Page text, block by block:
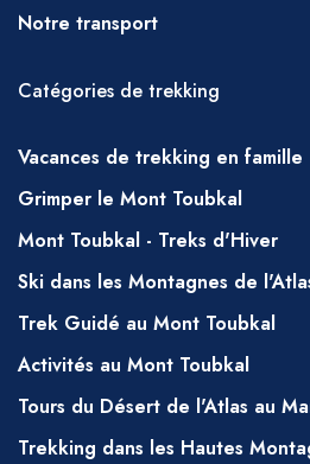
riz peuvent
avec
principaux varient en
durée de la
également plus
thé, gâteau, fruits.
Notre transport
Catégories de trekking
Vacances de trekking en famille
Grimper le Mont Toubkal
Mont Toubkal - Treks d'Hiver
Ski dans les Montagnes de
Trek Guidé au Mont Toubkal
Activités au Mont Toubkal
Tours du Désert de l'Atlas au
Trekking dans les Hautes